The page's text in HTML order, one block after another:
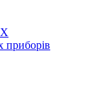
приборів